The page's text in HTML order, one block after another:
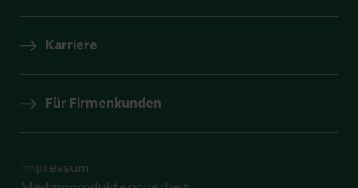
Karriere
Für Firmenkunden
Impressum